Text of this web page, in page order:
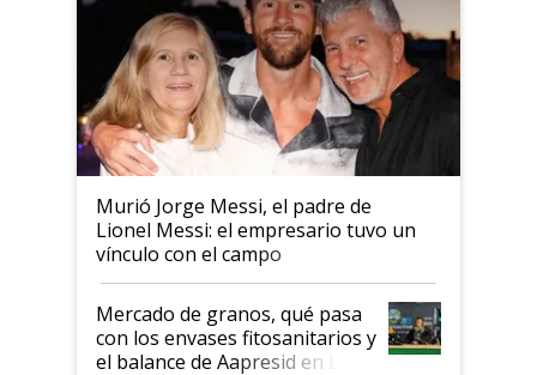
Murió Jorge Messi, el padre de
Lionel Messi: el empresario tuvo un
vínculo con el campo
Mercado de granos, qué pasa
con los envases fitosanitarios y
el balance de Aapresid en La